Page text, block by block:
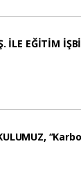
İLE EĞİTİM